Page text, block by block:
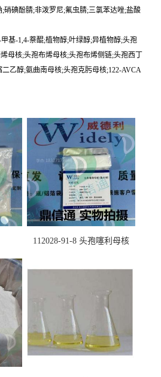
硝碘酚腈;非泼罗尼;氟虫腈;三氯苯达唑;盐酸
基-1,4-萘醌;植物醇;叶绿醇;异植物醇;头孢
母核;头孢布烯母核;头孢布烯侧链;头孢西丁
乙醇;氨曲南母核;头孢克肟母核;122-AVCA
112028-91-8 头孢噻利母核